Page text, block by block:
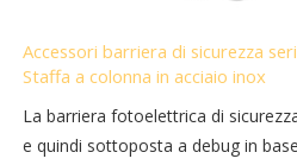
Accessori barriera di sicurezza
Staffa a colonna in acciaio inox
La barriera fotoelettrica di
e quindi sottoposta a debug in